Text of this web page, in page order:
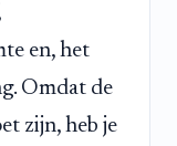
en, het
Omdat de
zijn, heb je